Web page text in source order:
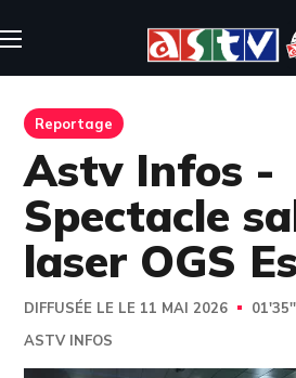
Reportage
Astv Infos -
Spectacle
laser OGS
DIFFUSÉE LE LE 11 MAI 2026 01'35''
ASTV INFOS